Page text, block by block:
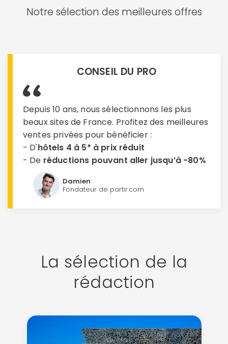
Notre sélection des meilleures offres
CONSEIL DU PRO
Depuis 10 ans, nous sélectionnons les plus
beaux sites de France. Profitez des meilleures
ventes privées pour bénéficier :
- D'hôtels 4 à 5* à prix réduit
- De réductions pouvant aller jusqu’à -80%
Damien
Fondateur de partir.com
La sélection de la
rédaction